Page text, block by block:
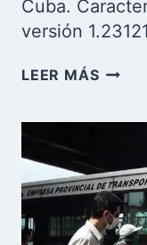
Cuba.
versión
LEER MÁS
DE
LA